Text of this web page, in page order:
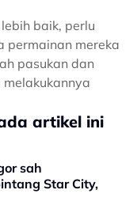
baik, perlu
permainan mereka
pasukan dan
artikel ini
sah
Star City,